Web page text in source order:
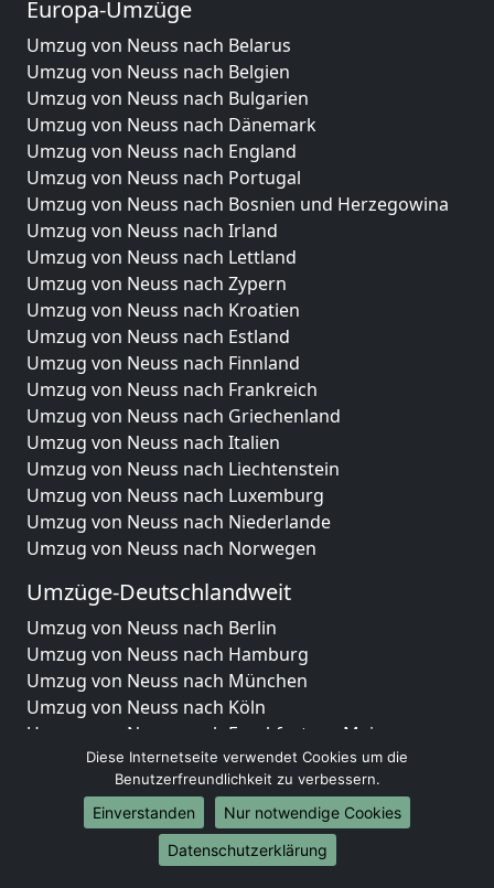
Europa-Umzüge
Umzug von Neuss nach Belarus
Umzug von Neuss nach Belgien
Umzug von Neuss nach Bulgarien
Umzug von Neuss nach Dänemark
Umzug von Neuss nach England
Umzug von Neuss nach Portugal
Umzug von Neuss nach Bosnien und Herzegowina
Umzug von Neuss nach Irland
Umzug von Neuss nach Lettland
Umzug von Neuss nach Zypern
Umzug von Neuss nach Kroatien
Umzug von Neuss nach Estland
Umzug von Neuss nach Finnland
Umzug von Neuss nach Frankreich
Umzug von Neuss nach Griechenland
Umzug von Neuss nach Italien
Umzug von Neuss nach Liechtenstein
Umzug von Neuss nach Luxemburg
Umzug von Neuss nach Niederlande
Umzug von Neuss nach Norwegen
Umzüge-Deutschlandweit
Umzug von Neuss nach Berlin
Umzug von Neuss nach Hamburg
Umzug von Neuss nach München
Umzug von Neuss nach Köln
Umzug von Neuss nach Frankfurt am Main
Umzug von Neuss nach Stuttgart
Umzug von Neuss nach Düsseldorf
Umzug von Neuss nach Leipzig
Umzug von Neuss nach Dortmund
Umzug von Neuss nach Essen
Diese Internetseite verwendet Cookies um die
Benutzerfreundlichkeit zu verbessern.
Einverstanden
Nur notwendige Cookies
Datenschutzerklärung